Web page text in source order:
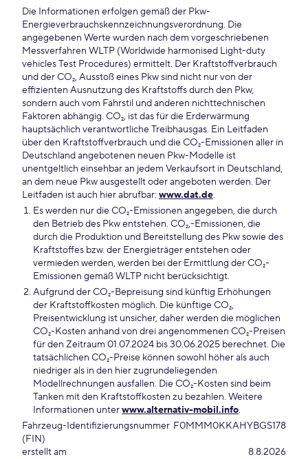
Die Informationen erfolgen gemäß der Pkw-
Energieverbrauchskennzeichnungsverordnung. Die
angegebenen Werte wurden nach dem vorgeschriebenen
Messverfahren WLTP (Worldwide harmonised Light-duty
vehicles Test Procedures) ermittelt. Der Kraftstoffverbrauch
und der CO₂, Ausstoß eines Pkw sind nicht nur von der
effizienten Ausnutzung des Kraftstoffs durch den Pkw,
sondern auch vom Fahrstil und anderen nichttechnischen
Faktoren abhängig. CO₂, ist das für die Erderwärmung
hauptsächlich verantwortliche Treibhausgas. Ein Leitfaden
über den Kraftstoffverbrauch und die CO₂-Emissionen aller in
Deutschland angebotenen neuen Pkw-Modelle ist
unentgeltlich einsehbar an jedem Verkaufsort in Deutschland,
an dem neue Pkw ausgestellt oder angeboten werden. Der
Leitfaden ist auch hier abrufbar: www.dat.de.
Es werden nur die CO₂-Emissionen angegeben, die durch
den Betrieb des Pkw entstehen. CO₂,-Emissionen, die
durch die Produktion und Bereitstellung des Pkw sowie des
Kraftstoffes bzw. der Energieträger entstehen oder
vermieden werden, werden bei der Ermittlung der CO₂-
Emissionen gemäß WLTP nicht berücksichtigt.
Aufgrund der CO₂-Bepreisung sind künftig Erhöhungen
der Kraftstoffkosten möglich. Die künftige CO₂,
Preisentwicklung ist unsicher, daher werden die möglichen
CO₂-Kosten anhand von drei angenommenen CO₂-Preisen
für den Zeitraum 01.07.2024 bis 30.06.2025 berechnet. Die
tatsächlichen CO₂-Preise können sowohl höher als auch
niedriger als in den hier zugrundeliegenden
Modellrechnungen ausfallen. Die CO₂-Kosten sind beim
Tanken mit den Kraftstoffkosten zu bezahlen. Weitere
Informationen unterwww.alternativ-mobil.info.
Fahrzeug-Identifizierungsnummer
(FIN)
F0MMM0KKAHYBGS178
erstellt am 8.8.2026